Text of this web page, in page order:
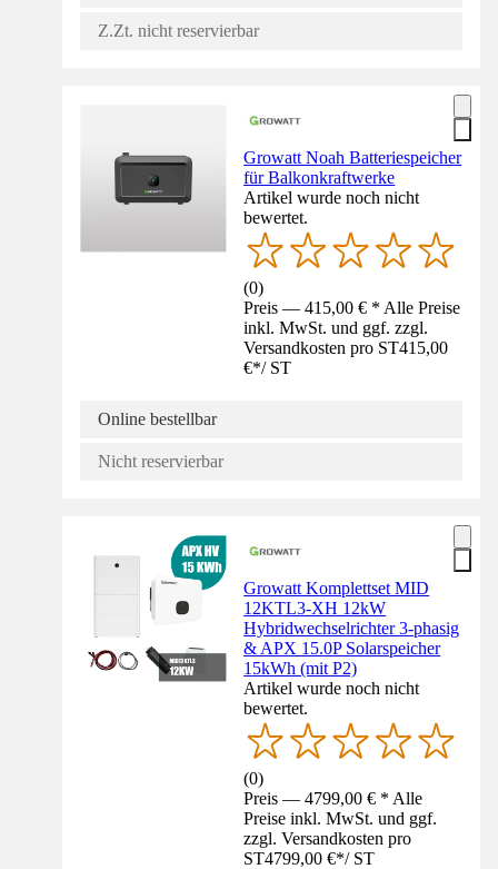
Z.Zt. nicht reservierbar
Growatt Noah Batteriespeicher
für Balkonkraftwerke
Artikel wurde noch nicht
bewertet.
(0)
Preis — 415,00 € * Alle Preise
inkl. MwSt. und ggf. zzgl.
Versandkosten pro ST415,00
€*/ ST
Online bestellbar
Nicht reservierbar
Growatt Komplettset MID
12KTL3-XH 12kW
Hybridwechselrichter 3-phasig
& APX 15.0P Solarspeicher
15kWh (mit P2)
Artikel wurde noch nicht
bewertet.
(0)
Preis — 4799,00 € * Alle
Preise inkl. MwSt. und ggf.
zzgl. Versandkosten pro
ST4799,00 €*/ ST